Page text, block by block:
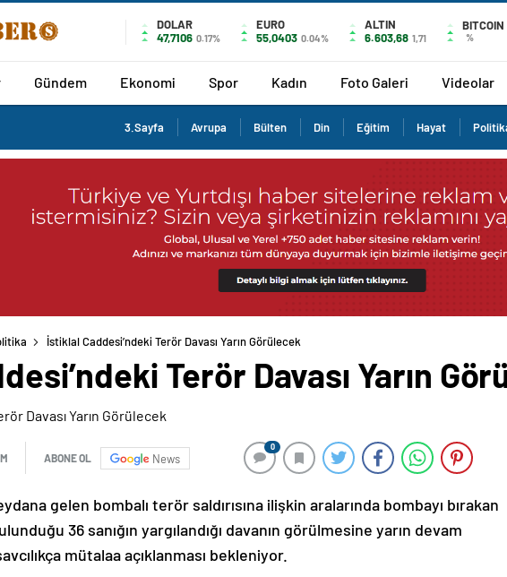
DOLAR
47,7106 0.17%
EURO
55,0403 0.04%
ALTIN
6.603,68 1,71
BITCOIN
%
Gündem Ekonomi Spor Kadın Foto Galeri Videolar
3.Sayfa Avrupa Bülten Din Eğitim Hayat
İstiklal Caddesi’ndeki Terör Davası Yarın Görülecek
Terör Davası Yarın
ABONE OL News
0
gelen bombalı terör saldırısına ilişkin aralarında bombayı bırakan
36 sanığın yargılandığı davanın görülmesine yarın devam
mütalaa açıklanması bekleniyor.